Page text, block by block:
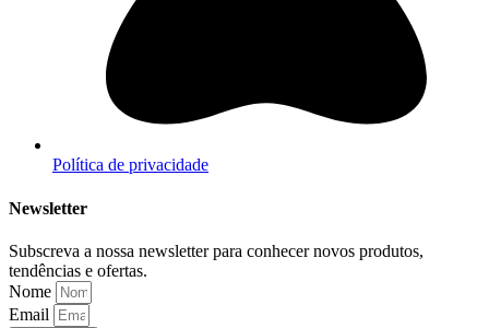
Política de privacidade
Newsletter
Subscreva a nossa newsletter para conhecer novos produtos,
tendências e ofertas.
Nome
Email